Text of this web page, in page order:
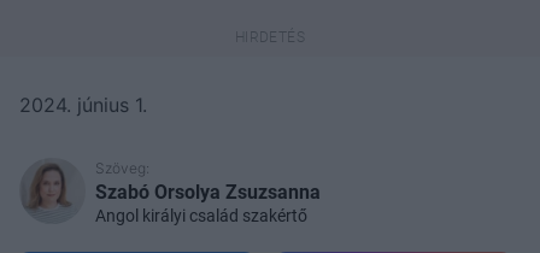
2024. június 1.
Szöveg:
Szabó Orsolya Zsuzsanna
Angol királyi család szakértő